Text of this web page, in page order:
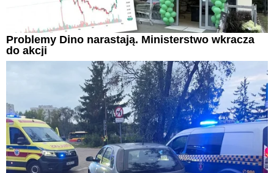
Problemy Dino narastają. Ministerstwo wkracza
do akcji